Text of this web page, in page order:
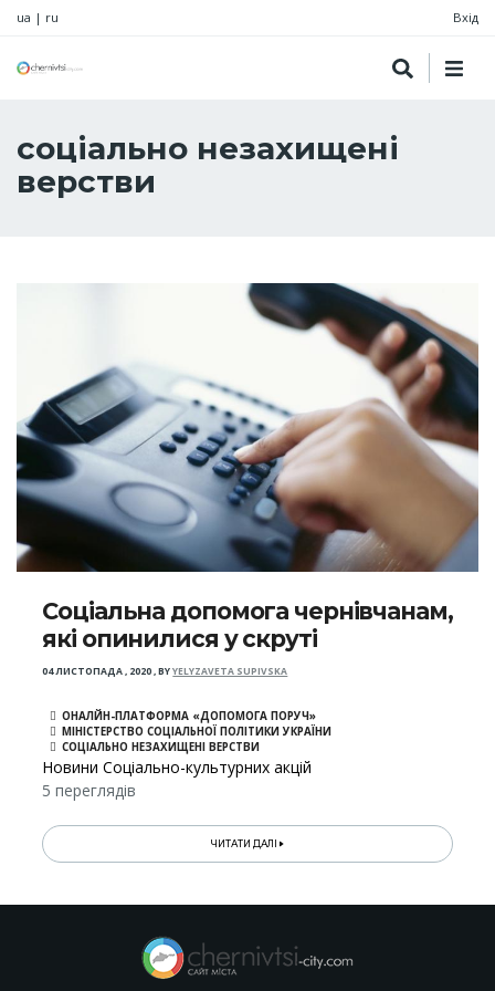
ua | ru Вхід
соціально незахищені
верстви
Соціальна допомога чернівчанам,
які опинилися у скруті
04 ЛИСТОПАДА , 2020,BYYELYZAVETA SUPIVSKA
ОНАЛЙН-ПЛАТФОРМА «ДОПОМОГА ПОРУЧ»
МІНІСТЕРСТВО СОЦІАЛЬНОЇ ПОЛІТИКИ УКРАЇНИ
СОЦІАЛЬНО НЕЗАХИЩЕНІ ВЕРСТВИ
Новини Соціально-культурних акцій
5 переглядів
ЧИТАТИ ДАЛІ